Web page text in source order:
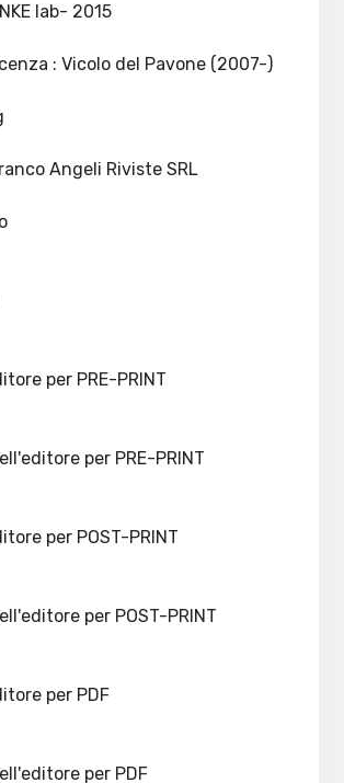
lab- 2015
: Vicolo del Pavone (2007-)
per PRE-PRINT
per PRE-PRINT
per POST-PRINT
per POST-PRINT
per PDF
per PDF